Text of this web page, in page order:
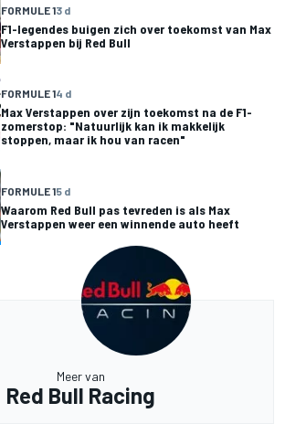
FORMULE 13 d
F1-legendes buigen zich over toekomst van Max
Verstappen bij Red Bull
FORMULE 14 d
Max Verstappen over zijn toekomst na de F1-
zomerstop: "Natuurlijk kan ik makkelijk
stoppen, maar ik hou van racen"
FORMULE 15 d
Waarom Red Bull pas tevreden is als Max
Verstappen weer een winnende auto heeft
Meer van
Red Bull Racing